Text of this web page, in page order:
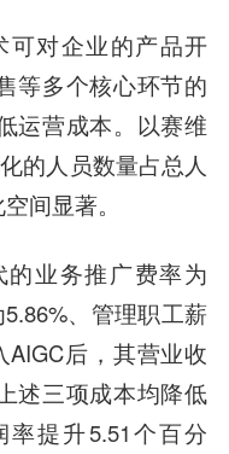
可对企业的产品开
等多个核心环节的
运营成本。以赛维
的人员数量占总人
间显著。
的业务推广费率为
、管理职工薪
后，其营业收
述三项成本均降低
提升5.51个百分